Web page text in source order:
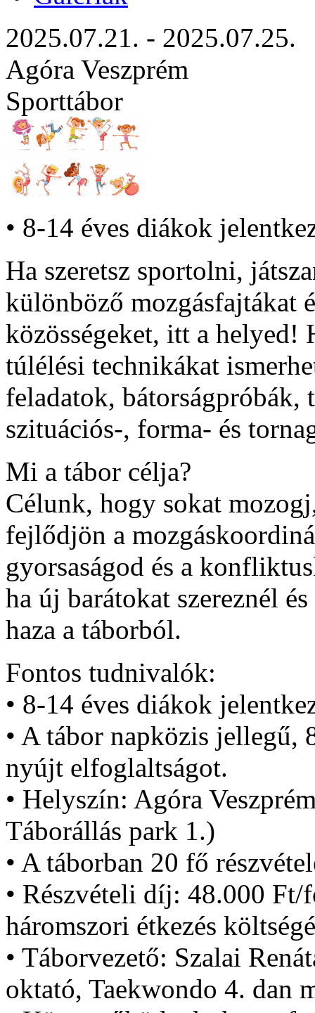
2025.07.21. - 2025.07.25.
Agóra Veszprém
Sporttábor
• 8-14 éves diákok
Ha szeretsz sportolni,
különböző mozgásfajtákat
közösségeket, itt a helyed!
túlélési technikákat
feladatok, bátorságpróbák,
szituációs-, forma- és
Mi a tábor célja?
Célunk, hogy sokat
fejlődjön a
gyorsaságod és a
ha új barátokat szereznél
haza a táborból.
Fontos tudnivalók:
• 8-14 éves diákok
• A tábor napközis jellegű,
nyújt elfoglaltságot.
• Helyszín: Agóra
Táborállás park 1.)
• A táborban 20 fő
• Részvételi díj: 48.000 Ft/
háromszori étkezés
• Táborvezető: Szalai
oktató, Taekwondo 4. dan